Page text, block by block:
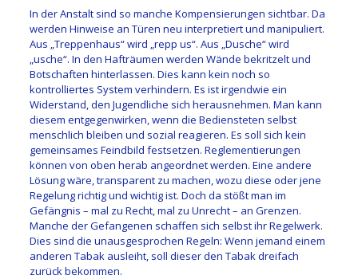
In der Anstalt sind so manche Kompensierungen sichtbar. Da
werden Hinweise an Türen neu interpretiert und manipuliert.
Aus „Treppenhaus“ wird „repp us“. Aus „Dusche“ wird
„usche“. In den Hafträumen werden Wände bekritzelt und
Botschaften hinterlassen. Dies kann kein noch so
kontrolliertes System verhindern. Es ist irgendwie ein
Widerstand, den Jugendliche sich herausnehmen. Man kann
diesem entgegenwirken, wenn die Bediensteten selbst
menschlich bleiben und sozial reagieren. Es soll sich kein
gemeinsames Feindbild festsetzen. Reglementierungen
können von oben herab angeordnet werden. Eine andere
Lösung wäre, transparent zu machen, wozu diese oder jene
Regelung richtig und wichtig ist. Doch da stößt man im
Gefängnis – mal zu Recht, mal zu Unrecht – an Grenzen.
Manche der Gefangenen schaffen sich selbst ihr Regelwerk.
Dies sind die unausgesprochen Regeln: Wenn jemand einem
anderen Tabak ausleiht, soll dieser den Tabak dreifach
zurück bekommen.